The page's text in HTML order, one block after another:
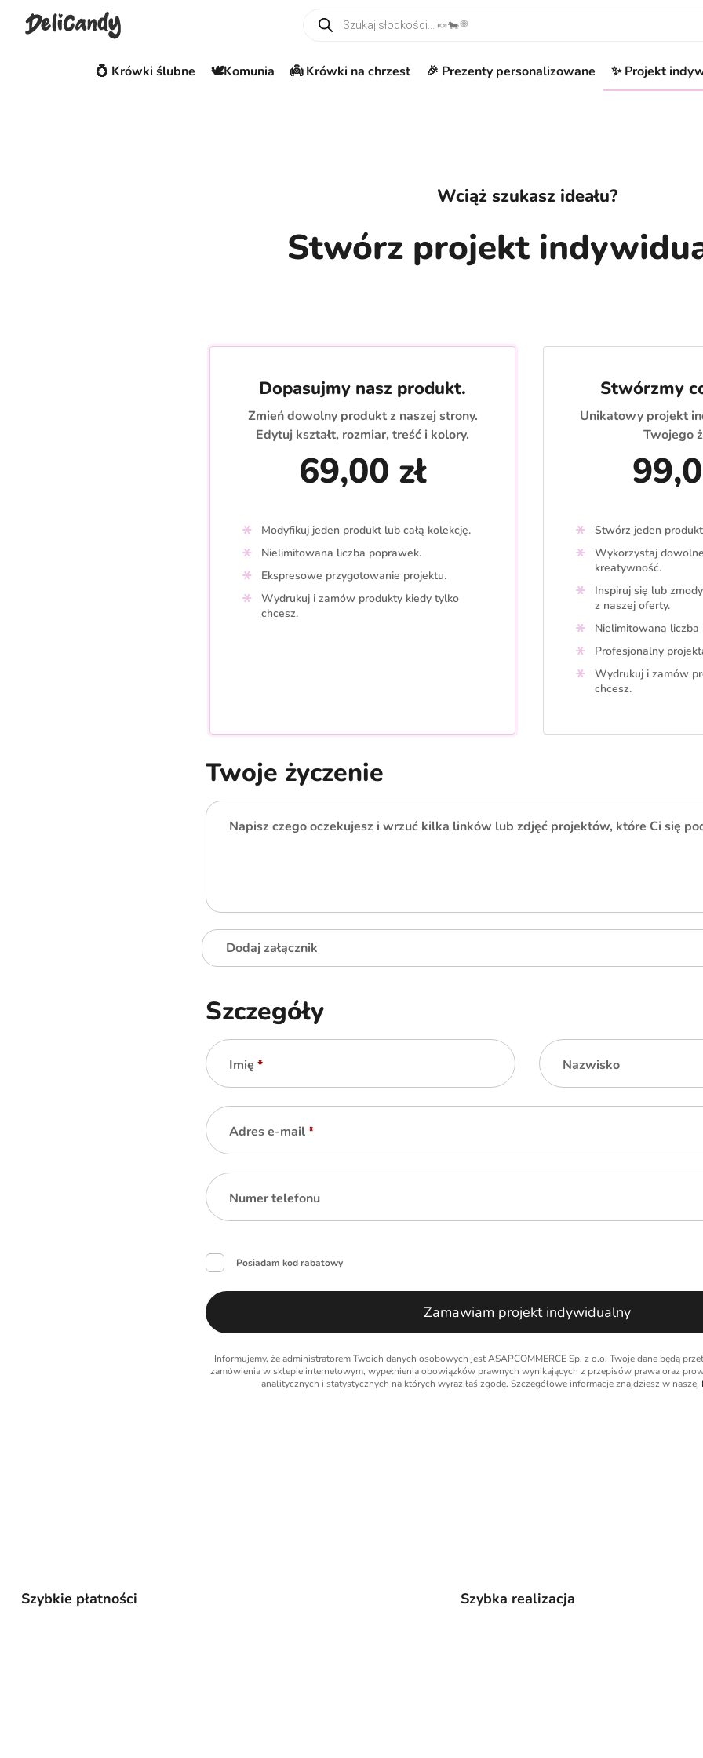
💍 Krówki ślubne 🕊️Komunia 👼 Krówki na chrzest 🎉 Prezenty personalizowane ✨ Projekt
Wciąż szukasz ideału?
Stwórz projekt
Dopasujmy nasz produkt.
Zmień dowolny produkt z naszej strony.
Edytuj kształt, rozmiar, treść i kolory.
69,00 zł
Modyfikuj jeden produkt lub całą kolekcję.
Nielimitowana liczba poprawek.
Ekspresowe przygotowanie projektu.
Wydrukuj i zamów produkty kiedy tylko
chcesz.
Stwórzmy
Unikatowy projekt
Twojego
Stwórz jeden
Wykorzystaj
kreatywność.
Inspiruj się lub
z naszej oferty.
Nielimitowana liczba
Profesjonalny
Wydrukuj i zamów
chcesz.
Twoje życzenie
Napisz czego oczekujesz i wrzuć kilka linków lub zdjęć projektów, które Ci się
Dodaj załącznik
Szczegóły
Imię * Nazwisko
Adres e-mail*
Numer telefonu
Posiadam kod rabatowy
Zamawiam projekt indywidualny
Informujemy, że administratorem Twoich danych osobowych jest ASAPCOMMERCE Sp. z o.o. Twoje dane będą
zamówienia w sklepie internetowym, wypełnienia obowiązków prawnych wynikających z przepisów prawa oraz
analitycznych i statystycznych na których wyraziłaś zgodę. Szczegółowe informacje znajdziesz w naszej
Szybkie płatności Szybka realizacja